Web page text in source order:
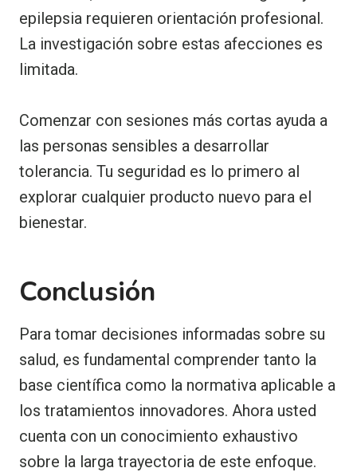
epilepsia requieren orientación profesional.
La investigación sobre estas afecciones es
limitada.
Comenzar con sesiones más cortas ayuda a
las personas sensibles a desarrollar
tolerancia. Tu seguridad es lo primero al
explorar cualquier producto nuevo para el
bienestar.
Conclusión
Para tomar decisiones informadas sobre su
salud, es fundamental comprender tanto la
base científica como la normativa aplicable a
los tratamientos innovadores. Ahora usted
cuenta con un conocimiento exhaustivo
sobre la larga trayectoria de este enfoque.